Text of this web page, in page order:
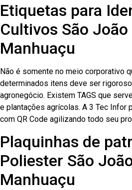
Etiquetas para
Cultivos São João
Manhuaçu
Não é somente no meio corporativo
determinados itens deve ser
agronegócio. Existem TAGS que
e plantações agrícolas. A 3 Tec Infor
com QR Code agilizando todo seu
Plaquinhas de
Poliester São
Manhuaçu